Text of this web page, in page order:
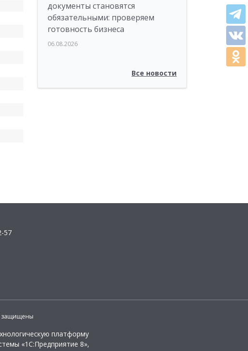
документы становятся
обязательными: проверяем
готовность бизнеса
06.08.2026
Все новости
57
защищены
платформу
«1С:Предприятие 8»,